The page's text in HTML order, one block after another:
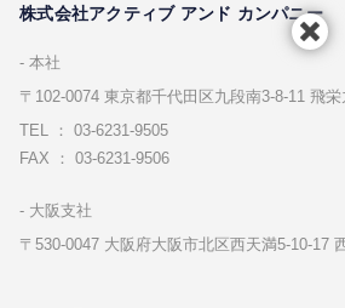
株式会社アクティブ アンド カンパニー
本社
〒102-0074 東京都千代⽥区九段南3-8-11 飛
TEL ： 03-6231-9505
FAX ： 03-6231-9506
⼤阪⽀社
〒530-0047 ⼤阪府⼤阪市北区⻄天満5-10-17